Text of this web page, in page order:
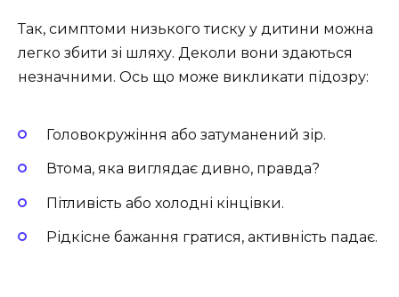
Так, симптоми низького тиску у дитини можна
легко збити зі шляху. Деколи вони здаються
незначними. Ось що може викликати підозру:
Головокружіння або затуманений зір.
Втома, яка виглядає дивно, правда?
Пітливість або холодні кінцівки.
Рідкісне бажання гратися, активність падає.